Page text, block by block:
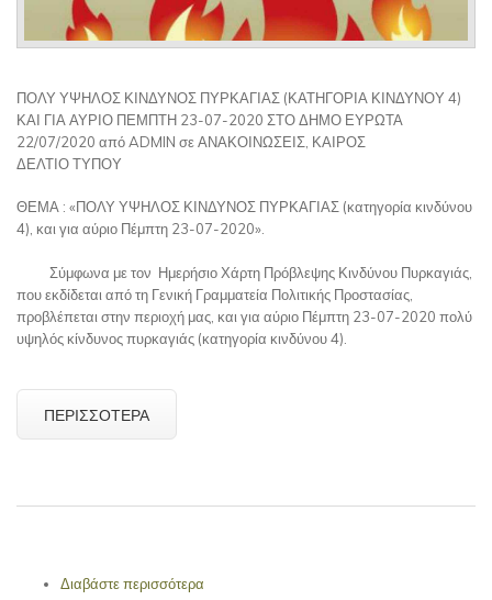
ΠΟΛΥ ΥΨΗΛΟΣ ΚΙΝΔΥΝΟΣ ΠΥΡΚΑΓΙΑΣ (ΚΑΤΗΓΟΡΙΑ ΚΙΝΔΥΝΟΥ 4)
ΚΑΙ ΓΙΑ ΑΥΡΙΟ ΠΕΜΠΤΗ 23-07-2020 ΣΤΟ ΔΗΜΟ ΕΥΡΩΤΑ
22/07/2020 από ADMIN σε ΑΝΑΚΟΙΝΩΣΕΙΣ, ΚΑΙΡΟΣ
ΔΕΛΤΙΟ ΤΥΠΟΥ
ΘΕΜΑ : «ΠΟΛΥ ΥΨΗΛΟΣ ΚΙΝΔΥΝΟΣ ΠΥΡΚΑΓΙΑΣ (κατηγορία κινδύνου
4), και για αύριο Πέμπτη 23-07-2020».
Σύμφωνα με τον Ημερήσιο Χάρτη Πρόβλεψης Κινδύνου Πυρκαγιάς,
που εκδίδεται από τη Γενική Γραμματεία Πολιτικής Προστασίας,
προβλέπεται στην περιοχή μας, και για αύριο Πέμπτη 23-07-2020 πολύ
υψηλός κίνδυνος πυρκαγιάς (κατηγορία κινδύνου 4).
ΠΕΡΙΣΣΌΤΕΡΑ
Διαβάστε περισσότερα